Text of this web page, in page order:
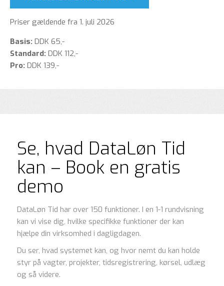
Priser gældende fra 1. juli 2026
Basis: DDK 65,-
Standard: DDK 112,-
Pro: DDK 139,-
Se, hvad DataLøn Tid
kan – Book en gratis
demo
DataLøn Tid har over 150 funktioner. I en 1-1 rundvisning
kan vi vise dig, hvilke specifikke funktioner der kan
hjælpe din virksomhed i dagligdagen.
Du ser, hvad systemet kan, og hvor nemt du kan holde
styr på vagter, projekter, tidsregistrering, kørsel, udlæg
og så videre.